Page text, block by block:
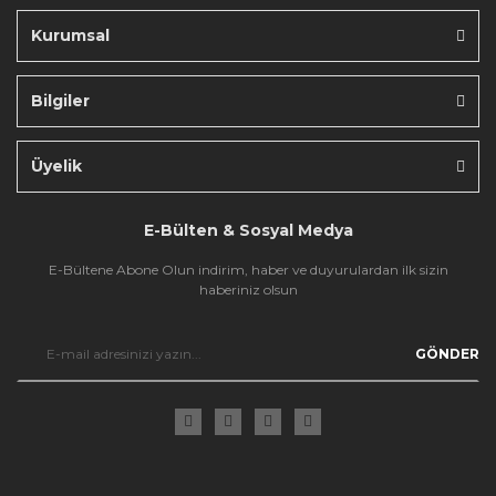
Kurumsal
Bilgiler
Üyelik
E-Bülten & Sosyal Medya
E-Bültene Abone Olun indirim, haber ve duyurulardan ilk sizin
haberiniz olsun
GÖNDER